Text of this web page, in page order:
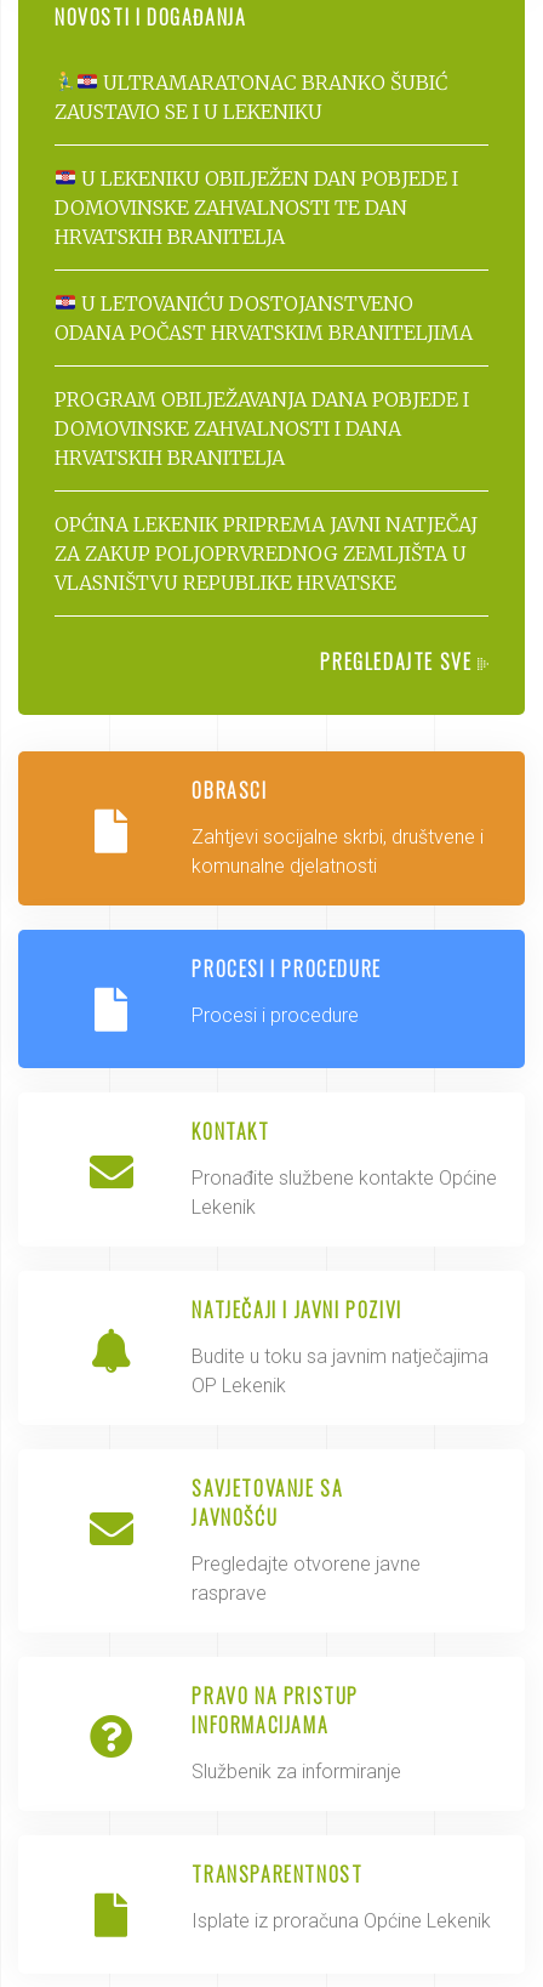
NOVOSTI I DOGAĐANJA
ULTRAMARATONAC BRANKO ŠUBIĆ
ZAUSTAVIO SE I U LEKENIKU
U LEKENIKU OBILJEŽEN DAN POBJEDE I
DOMOVINSKE ZAHVALNOSTI TE DAN
HRVATSKIH BRANITELJA
U LETOVANIĆU DOSTOJANSTVENO
ODANA POČAST HRVATSKIM BRANITELJIMA
PROGRAM OBILJEŽAVANJA DANA POBJEDE I
DOMOVINSKE ZAHVALNOSTI I DANA
HRVATSKIH BRANITELJA
OPĆINA LEKENIK PRIPREMA JAVNI NATJEČAJ
ZA ZAKUP POLJOPRVREDNOG ZEMLJIŠTA U
VLASNIŠTVU REPUBLIKE HRVATSKE
PREGLEDAJTE SVE
OBRASCI
Zahtjevi socijalne skrbi, društvene i
komunalne djelatnosti
PROCESI I PROCEDURE
Procesi i procedure
KONTAKT
Pronađite službene kontakte Općine
Lekenik
NATJEČAJI I JAVNI POZIVI
Budite u toku sa javnim natječajima
OP Lekenik
SAVJETOVANJE SA
JAVNOŠĆU
Pregledajte otvorene javne
rasprave
PRAVO NA PRISTUP
INFORMACIJAMA
Službenik za informiranje
TRANSPARENTNOST
Isplate iz proračuna Općine Lekenik